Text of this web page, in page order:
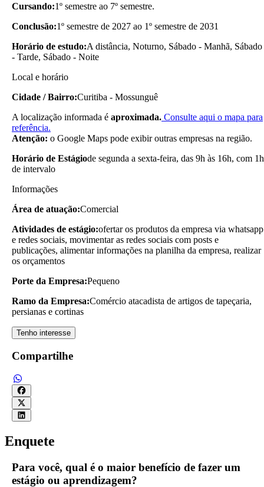
Cursando:1º semestre ao 7º semestre.
Conclusão:1º semestre de 2027 ao 1º semestre de 2031
Horário de estudo:A distância, Noturno, Sábado - Manhã, Sábado
- Tarde, Sábado - Noite
Local e horário
Cidade / Bairro:Curitiba - Mossunguê
A localização informada é aproximada. Consulte aqui o mapa para
referência.
Atenção: o Google Maps pode exibir outras empresas na região.
Horário de Estágiode segunda a sexta-feira, das 9h às 16h, com 1h
de intervalo
Informações
Área de atuação:Comercial
Atividades de estágio:ofertar os produtos da empresa via whatsapp
e redes sociais, movimentar as redes sociais com posts e
publicações, alimentar informações na planilha da empresa, realizar
os orçamentos
Porte da Empresa:Pequeno
Ramo da Empresa:Comércio atacadista de artigos de tapeçaria,
persianas e cortinas
Tenho interesse
Compartilhe
Enquete
Para você, qual é o maior benefício de fazer um
estágio ou aprendizagem?